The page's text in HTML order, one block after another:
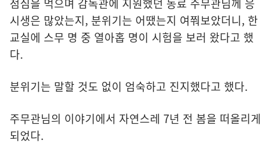
점심을 먹으며 감독관에 지원했던 동료 주무관님께 응
시생은 많았는지, 분위기는 어땠는지 여쭤보았더니, 한
교실에 스무 명 중 열아홉 명이 시험을 보러 왔다고 했
다.
분위기는 말할 것도 없이 엄숙하고 진지했다고 했다.
주무관님의 이야기에서 자연스레 7년 전 봄을 떠올리게
되었다.